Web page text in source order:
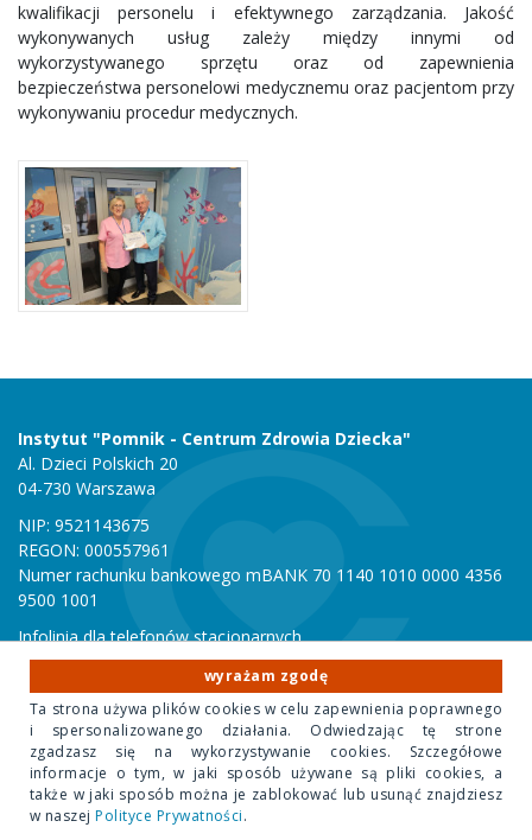
kwalifikacji personelu i efektywnego zarządzania. Jakość
wykonywanych usług zależy między innymi od
wykorzystywanego sprzętu oraz od zapewnienia
bezpieczeństwa personelowi medycznemu oraz pacjentom przy
wykonywaniu procedur medycznych.
Instytut "Pomnik - Centrum Zdrowia Dziecka"
Al. Dzieci Polskich 20
04-730 Warszawa
NIP: 9521143675
REGON: 000557961
Numer rachunku bankowego mBANK 70 1140 1010 0000 4356
9500 1001
Infolinia dla telefonów stacjonarnych
801 051 000
Infolinia dla telefonów komórkowych
22 815 10 00
Copyright 2020 Instytut "Pomnik Centrum Zdrowia Dziecka"
Design Park- projektowanie stron internetowych
wyrażam zgodę
Ta strona używa plików cookies w celu zapewnienia poprawnego
i spersonalizowanego działania. Odwiedzając tę strone
zgadzasz się na wykorzystywanie cookies. Szczegółowe
informacje o tym, w jaki sposób używane są pliki cookies, a
także w jaki sposób można je zablokować lub usunąć znajdziesz
w naszejPolityce Prywatności.